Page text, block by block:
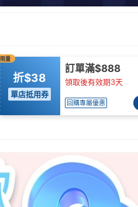
限量
折$38
單店抵用券
訂單滿$888
領取後有效期3天
回購專屬優惠